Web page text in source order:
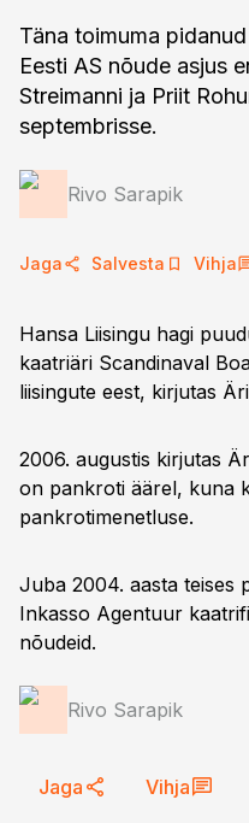
Täna toimuma
Eesti AS nõude asjus
Streimanni ja Priit
septembrisse.
Rivo Sarapik
Jaga Salvesta Vihja
Hansa Liisingu hagi
kaatriäri Scandinaval
liisingute eest, kirjutas
2006. augustis kirjutas
on pankroti äärel, kuna
pankrotimenetluse.
Juba 2004. aasta teises
Inkasso Agentuur
nõudeid.
Rivo Sarapik
Jaga Vihja